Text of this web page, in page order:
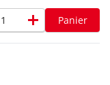
add Panier